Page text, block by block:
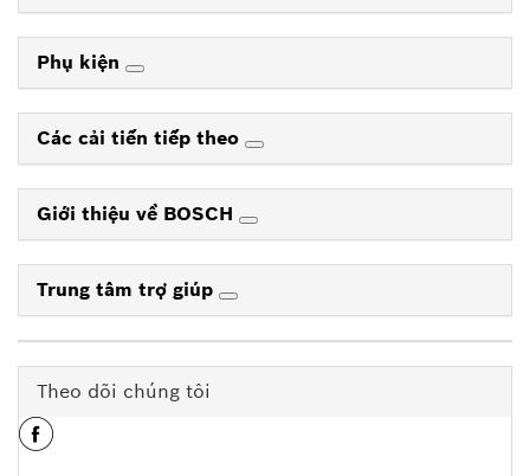
Phụ kiện
Các cải tiến tiếp theo
Giới thiệu về BOSCH
Trung tâm trợ giúp
Theo dõi chúng tôi